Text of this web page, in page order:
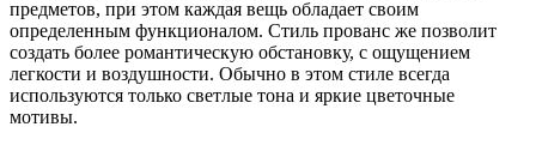
предметов, при этом каждая вещь обладает своим
определенным функционалом. Стиль прованс же позволит
создать более романтическую обстановку, с ощущением
легкости и воздушности. Обычно в этом стиле всегда
используются только светлые тона и яркие цветочные
мотивы.